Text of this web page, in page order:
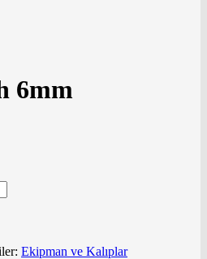
6mm
Ekipman ve Kalıplar